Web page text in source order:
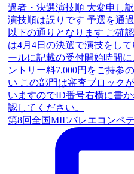
第8回全国MIEバレエコンペ